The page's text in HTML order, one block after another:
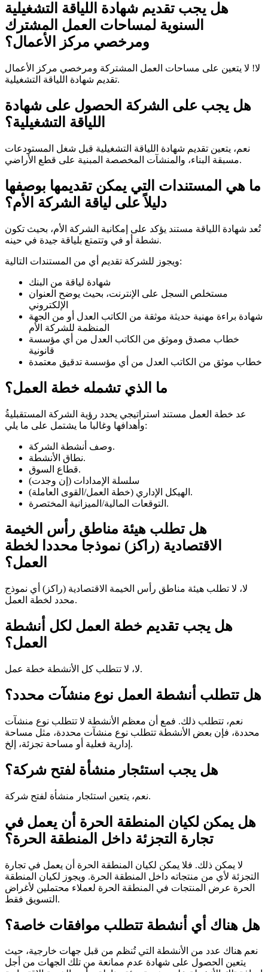
هل يجب تقديم شهادة اللياقة التشغيلية
السنوية لمساحات العمل المشترك
ومرخصي مركز الأعمال؟
لا! لا يتعين على مساحات العمل المشتركة ومرخصي مركز الأعمال
تقديم شهادة اللياقة التشغيلية.
هل يجب على الشركة الحصول على شهادة
اللياقة التشغيلية؟
نعم، يتعين تقديم شهادة اللياقة التشغيلية قبل شغل المستودعات
مسبقة البناء، والمنشآت المخصصة المبنية على قطع الأراضي.
ما هي المستندات التي يمكن تقديمها بوصفها
دليلاً على لياقة الشركة الأم؟
تُعد شهادة اللياقة مستند يؤكد على إمكانية الشركة الأم، بحيث تكون
نشطة أو في وتتمتع بلياقة جيدة في حينه.
ويجوز للشركة تقديم أي من المستندات التالية:
شهادة لياقة من البنك
مستخلص السجل على الإنترنت، بحيث يوضح العنوان
الإلكتروني
شهادة براءة مهنية حديثة موثقة من الكاتب العدل أو من الجهة
المنظمة للشركة الأم
خطاب مصدق وموثق من الكاتب العدل من أي مؤسسة
قانونية
خطاب موثق من الكاتب العدل من أي مؤسسة تدقيق معتمدة
ما الذي تشمله خطة العمل؟
وأهدافها وغالبا ما يشتمل على ما يلي:
وصف أنشطة الشركة.
نطاق الأنشطة.
قطاع السوق.
سلسلة الإمدادات (إن وجدت)
الهيكل الإداري (خطة العمل/القوى العاملة).
التوقعات المالية/الميزانية المختصرة.
هل تطلب هيئة مناطق رأس الخيمة
الاقتصادية (راكز) نموذجا محددا لخطة
العمل؟
لا، لا تطلب هيئة مناطق رأس الخيمة الاقتصادية (راكز) أي نموذج
محدد لخطة العمل.
هل يجب تقديم خطة العمل لكل أنشطة
العمل؟
لا، لا تتطلب كل الأنشطة خطة عمل.
هل تتطلب أنشطة العمل نوع منشآت محدد؟
نعم، تتطلب ذلك. فمع أن معظم الأنشطة لا تتطلب نوع منشآت
محددة، فإن بعض الأنشطة تتطلب نوع منشآت محددة، مثل مساحة
إدارية فعلية أو مساحة تجزئة، إلخ.
هل يجب استئجار منشأة لفتح شركة؟
نعم، يتعين استئجار منشأة لفتح شركة.
هل يمكن لكيان المنطقة الحرة أن يعمل في
تجارة التجزئة داخل المنطقة الحرة؟
لا يمكن ذلك. فلا يمكن لكيان المنطقة الحرة أن يعمل في تجارة
التجزئة لأي من منتجاته داخل المنطقة الحرة. ويجوز لكيان المنطقة
الحرة عرض المنتجات في المنطقة الحرة لعملاء محتملين لأغراض
التسويق فقط.
هل هناك أي أنشطة تتطلب موافقات خاصة؟
نعم هناك عدد من الأنشطة التي تُنظم من قبل جهات خارجية، حيث
يتعين الحصول على شهادة عدم ممانعة من تلك الجهات من أجل